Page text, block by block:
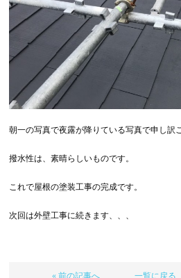
朝一の写真で夜露が降りている写真で申し訳
撥水性は、素晴らしいものです。
これで屋根の塗装工事の完成です。
次回は外壁工事に続きます、、、